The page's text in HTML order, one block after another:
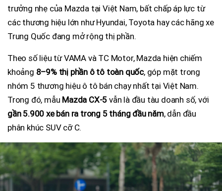
trưởng nhẹ của Mazda tại Việt Nam, bất chấp áp lực từ
các thương hiệu lớn như Hyundai, Toyota hay các hãng xe
Trung Quốc đang mở rộng thị phần.
Theo số liệu từ VAMA và TC Motor, Mazda hiện chiếm
khoảng 8–9% thị phần ô tô toàn quốc, góp mặt trong
nhóm 5 thương hiệu ô tô bán chạy nhất tại Việt Nam.
Trong đó, mẫu Mazda CX-5 vẫn là đầu tàu doanh số, với
gần 5.900 xe bán ra trong 5 tháng đầu năm, dẫn đầu
phân khúc SUV cỡ C.